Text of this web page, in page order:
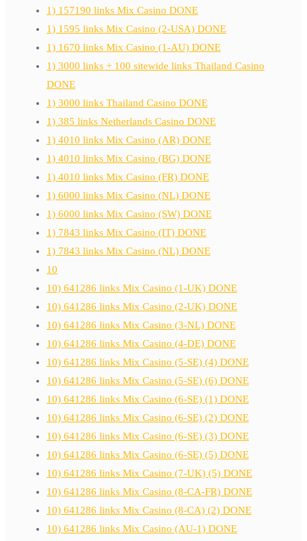
1) 157190 links Mix Casino DONE
1) 1595 links Mix Casino (2-USA) DONE
1) 1670 links Mix Casino (1-AU) DONE
1) 3000 links + 100 sitewide links Thailand Casino
DONE
1) 3000 links Thailand Casino DONE
1) 385 links Netherlands Casino DONE
1) 4010 links Mix Casino (AR) DONE
1) 4010 links Mix Casino (BG) DONE
1) 4010 links Mix Casino (FR) DONE
1) 6000 links Mix Casino (NL) DONE
1) 6000 links Mix Casino (SW) DONE
1) 7843 links Mix Casino (IT) DONE
1) 7843 links Mix Casino (NL) DONE
10
10) 641286 links Mix Casino (1-UK) DONE
10) 641286 links Mix Casino (2-UK) DONE
10) 641286 links Mix Casino (3-NL) DONE
10) 641286 links Mix Casino (4-DE) DONE
10) 641286 links Mix Casino (5-SE) (4) DONE
10) 641286 links Mix Casino (5-SE) (6) DONE
10) 641286 links Mix Casino (6-SE) (1) DONE
10) 641286 links Mix Casino (6-SE) (2) DONE
10) 641286 links Mix Casino (6-SE) (3) DONE
10) 641286 links Mix Casino (6-SE) (5) DONE
10) 641286 links Mix Casino (7-UK) (5) DONE
10) 641286 links Mix Casino (8-CA-FR) DONE
10) 641286 links Mix Casino (8-CA) (2) DONE
10) 641286 links Mix Casino (AU-1) DONE